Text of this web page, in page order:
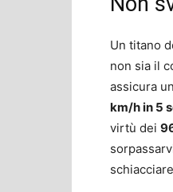
Un titano
non sia il
assicura
km/h in 5
virtù dei